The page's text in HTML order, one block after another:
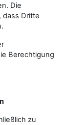
Die
dass Dritte
Berechtigung
zu